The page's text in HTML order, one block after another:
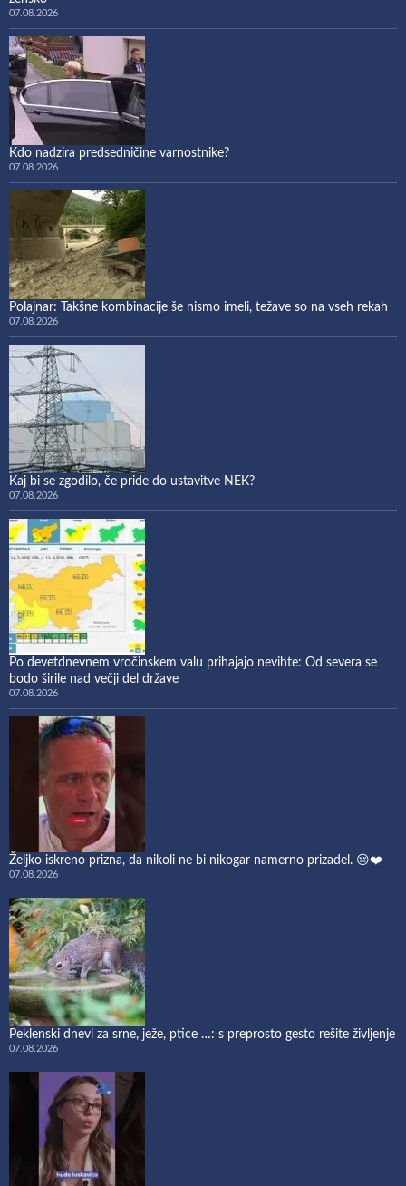
07.08.2026
Kdo nadzira predsedničine varnostnike?
07.08.2026
Polajnar: Takšne kombinacije še nismo imeli, težave so na vseh rekah
07.08.2026
Kaj bi se zgodilo, če pride do ustavitve NEK?
07.08.2026
Po devetdnevnem vročinskem valu prihajajo nevihte: Od severa se
bodo širile nad večji del države
07.08.2026
Željko iskreno prizna, da nikoli ne bi nikogar namerno prizadel. 😔❤️
07.08.2026
Peklenski dnevi za srne, ježe, ptice …: s preprosto gesto rešite življenje
07.08.2026